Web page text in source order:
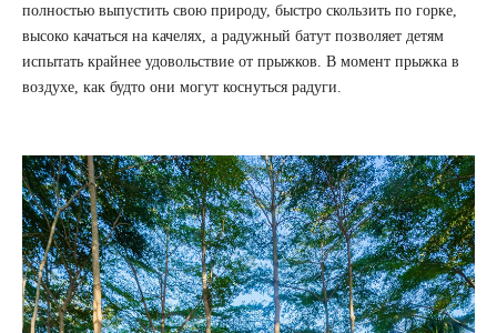
полностью выпустить свою природу, быстро скользить по горке,
высоко качаться на качелях, а радужный батут позволяет детям
испытать крайнее удовольствие от прыжков. В момент прыжка в
воздухе, как будто они могут коснуться радуги.